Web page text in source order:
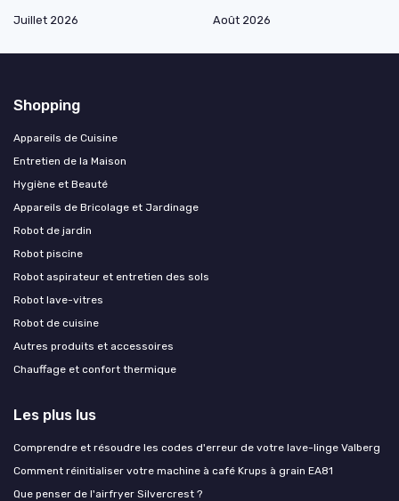
Juillet 2026
Août 2026
Shopping
Appareils de Cuisine
Entretien de la Maison
Hygiène et Beauté
Appareils de Bricolage et Jardinage
Robot de jardin
Robot piscine
Robot aspirateur et entretien des sols
Robot lave-vitres
Robot de cuisine
Autres produits et accessoires
Chauffage et confort thermique
Les plus lus
Comprendre et résoudre les codes d'erreur de votre lave-linge Valberg
Comment réinitialiser votre machine à café Krups à grain EA81
Que penser de l'airfryer Silvercrest ?